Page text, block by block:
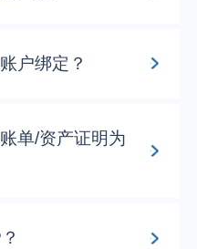
户绑定？
单/资产证明为